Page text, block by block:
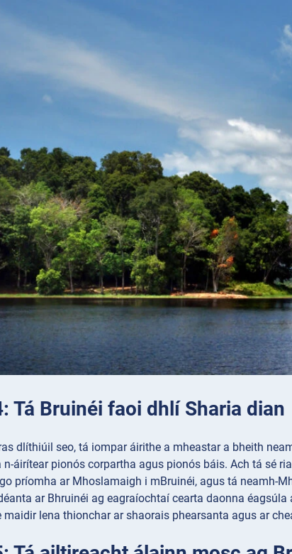
Tá Bruinéi faoi dhlí Sharia dian
dlíthiúil seo, tá iompar áirithe a mheastar a bheith
n-áirítear pionós corpartha agus pionós báis. Ach tá sé
príomha ar Mhoslamaigh i mBruinéi, agus tá neamh-
ar Bhruinéi ag eagraíochtaí cearta daonna
maidir lena thionchar ar shaorais phearsanta agus ar